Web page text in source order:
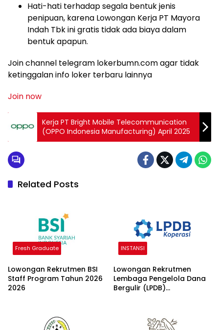
Hati-hati terhadap segala bentuk jenis
penipuan, karena Lowongan Kerja PT Mayora
Indah Tbk ini gratis tidak ada biaya dalam
bentuk apapun.
Join channel telegram lokerbumn.com agar tidak
ketinggalan info loker terbaru lainnya
Join now
Kerja PT Bright Mobile Telecommunication
(OPPO Indonesia Manufacturing) April 2025
Related Posts
Fresh Graduate
Lowongan Rekrutmen BSI
Staff Program Tahun 2026
2026
INSTANSI
Lowongan Rekrutmen
Lembaga Pengelola Dana
Bergulir (LPDB)